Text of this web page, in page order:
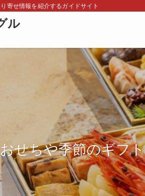
寄せ情報を紹介するガイドサイト
ル
せちや季節のギフ
せちや季節のギフ
せちや季節のギフ